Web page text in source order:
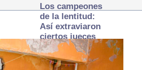
Los campeones
de la lentitud:
Así extraviaron
ciertos jueces
la justicia
expedita